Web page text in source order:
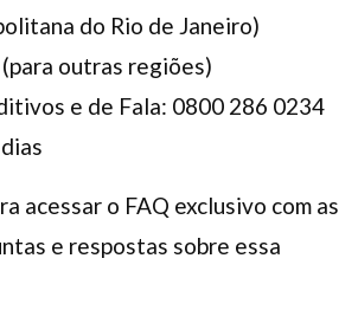
do Rio de Janeiro)
outras regiões)
e de Fala: 0800 286 0234
acessar o FAQ exclusivo com as
e respostas sobre essa